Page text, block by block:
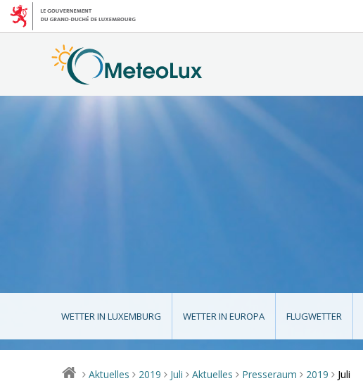
WETTER IN LUXEMBURG WETTER IN EUROPA FLUGWETTER
> Aktuelles > 2019 > Juli > Aktuelles > Presseraum > 2019 > Juli